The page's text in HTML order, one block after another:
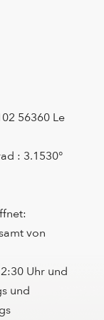
56360 Le
: 3.1530°
von
Uhr und
und